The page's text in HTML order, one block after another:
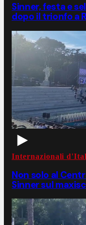
Sinner, festa e
dopo il trionfo a
Internazionali
Non solo al
Sinner sul